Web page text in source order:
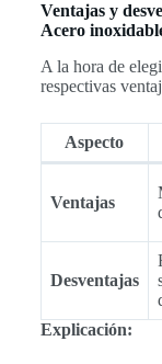
Ventajas y
Acero
A la hora de
respectivas
Aspecto
Ventajas
Desventajas
Explicación: